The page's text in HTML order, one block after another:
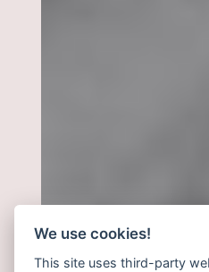
We use cookies!
This site uses third-party